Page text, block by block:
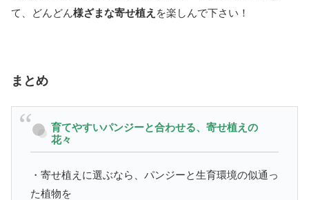
て、どんどん様ざまな寄せ植え を楽しんで下さい！
まとめ
育てやすいパンジーと合わせる、寄せ植えの
花々
・寄せ植えに選ぶなら、パンジーと生育環境の似通っ
た植物を